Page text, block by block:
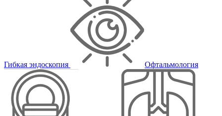
Гибкая эндоскопия Офтальмология